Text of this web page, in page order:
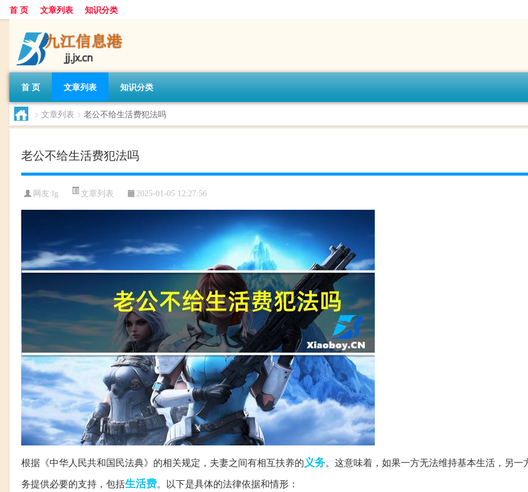
首 页 文章列表 知识分类
首 页 文章列表 知识分类
> 文章列表 > 老公不给生活费犯法吗
老公不给生活费犯法吗
网友: lg 文章列表 2025-01-05 12:27:56
根据《中华人民共和国民法典》的相关规定，夫妻之间有相互扶养的义务。这意味着，如果一方无法维持基本生活，另一
务提供必要的支持，包括生活费。以下是具体的法律依据和情形：